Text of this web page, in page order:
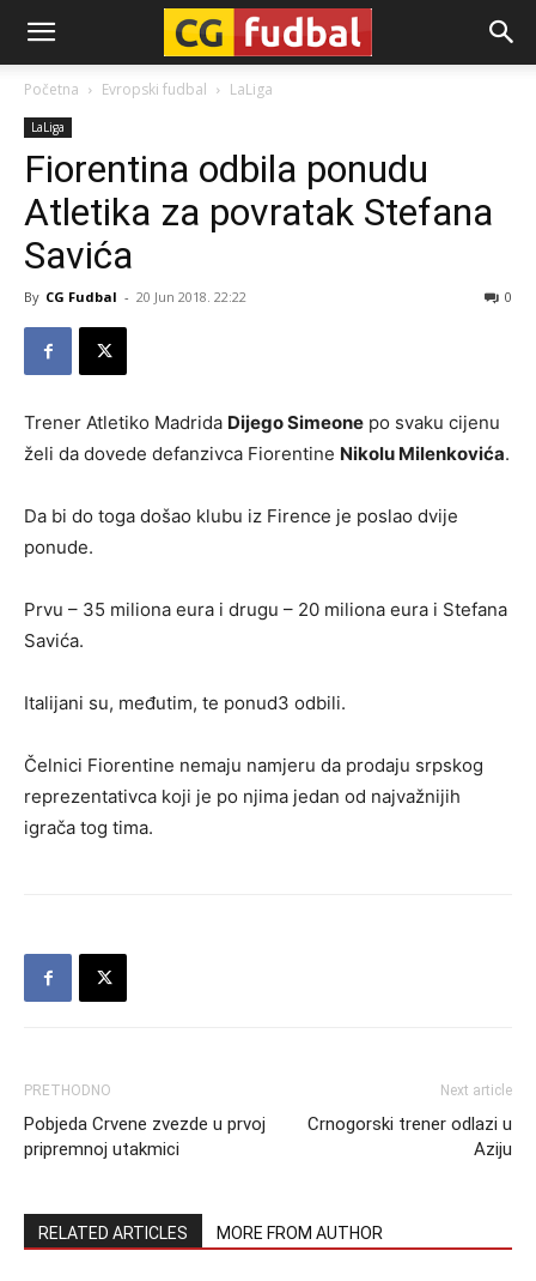
CG-
Fudbal
Početna Evropski fudbal LaLiga
LaLiga
Fiorentina odbila ponudu
Atletika za povratak Stefana
Savića
By CG Fudbal - 20 Jun 2018. 22:22 0
Trener Atletiko Madrida Dijego Simeone po svaku cijenu
želi da dovede defanzivca Fiorentine Nikolu Milenkovića.
Da bi do toga došao klubu iz Firence je poslao dvije
ponude.
Prvu – 35 miliona eura i drugu – 20 miliona eura i Stefana
Savića.
Italijani su, međutim, te ponud3 odbili.
Čelnici Fiorentine nemaju namjeru da prodaju srpskog
reprezentativca koji je po njima jedan od najvažnijih
igrača tog tima.
PRETHODNO
Pobjeda Crvene zvezde u prvoj
pripremnoj utakmici
Next article
Crnogorski trener odlazi u
Aziju
RELATED ARTICLES MORE FROM AUTHOR